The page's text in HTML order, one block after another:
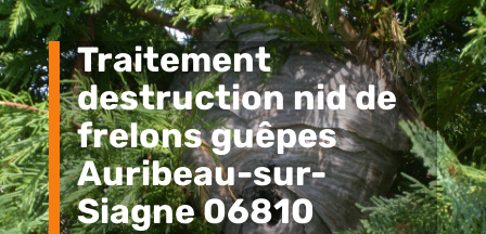
Traitement
destruction nid de
frelons guêpes
Auribeau-sur-
Siagne 06810